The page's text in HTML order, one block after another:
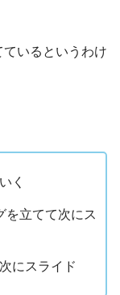
いるというわけ
く
を立てて次にス
にスライド